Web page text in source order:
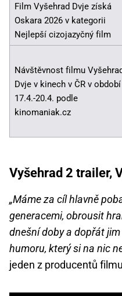
Film Vyšehrad Dvje získá
Oskara 2026 v kategorii
Nejlepší cizojazyčný film
Návštěvnost filmu Vyšehrad
Dvje v kinech v ČR v období
17.4.-20.4. podle
kinomaniak.cz
Vyšehrad 2 trailer,
„Máme za cíl hlavně
generacemi, obrousit
dnešní doby a dopřát
humoru, který si na nic
jeden z producentů